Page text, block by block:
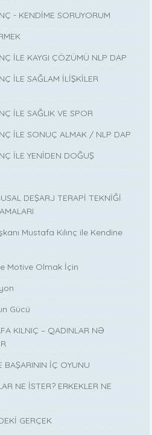
- KENDİME SORUYORUM
İLE KAYGI ÇÖZÜMÜ NLP DAP
İLE SAĞLAM İLİŞKİLER
İLE SAĞLIK VE SPOR
İLE SONUÇ ALMAK / NLP DAP
İLE YENİDEN DOĞUŞ
DEŞARJ TERAPİ TEKNİĞİ
Mustafa Kılınç ile Kendine
Motive Olmak İçin
Gücü
KILNIÇ – QADINLAR NƏ
BAŞARININ İÇ OYUNU
NE İSTER? ERKEKLER NE
GERÇEK